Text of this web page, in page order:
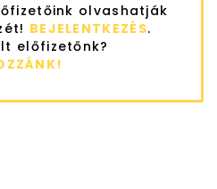
olvashatják
BEJELENTKEZÉS.
előfizetőnk?